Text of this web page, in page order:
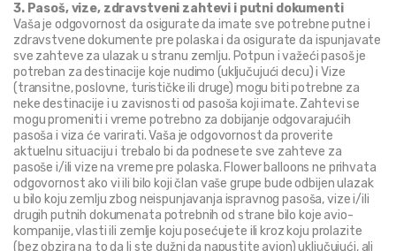
3. Pasoš, vize, zdravstveni zahtevi i putni dokumenti
Vaša je odgovornost da osigurate da imate sve potrebne putne i
zdravstvene dokumente pre polaska i da osigurate da ispunjavate
sve zahteve za ulazak u stranu zemlju. Potpun i važeći pasoš je
potreban za destinacije koje nudimo (uključujući decu) i Vize
(transitne, poslovne, turističke ili druge) mogu biti potrebne za
neke destinacije i u zavisnosti od pasoša koji imate. Zahtevi se
mogu promeniti i vreme potrebno za dobijanje odgovarajućih
pasoša i viza će varirati. Vaša je odgovornost da proverite
aktuelnu situaciju i trebalo bi da podnesete sve zahteve za
pasoše i/ili vize na vreme pre polaska. Flower balloons ne prihvata
odgovornost ako vi ili bilo koji član vaše grupe bude odbijen ulazak
u bilo koju zemlju zbog neispunjavanja ispravnog pasoša, vize i/ili
drugih putnih dokumenata potrebnih od strane bilo koje avio-
kompanije, vlasti ili zemlje koju posećujete ili kroz koju prolazite
(bez obzira na to da li ste dužni da napustite avion) uključujući, ali